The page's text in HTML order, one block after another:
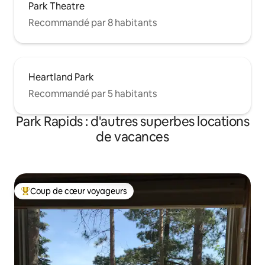
Park Theatre
Recommandé par 8 habitants
Heartland Park
Recommandé par 5 habitants
Park Rapids : d'autres superbes locations
de vacances
Coups de cœur voyageurs les plus appréciés
Coup de cœur voyageurs